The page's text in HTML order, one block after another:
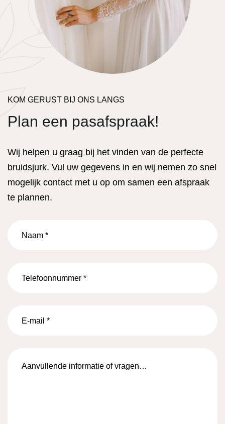
KOM GERUST BIJ ONS LANGS
Plan een pasafspraak!
Wij helpen u graag bij het vinden van de perfecte
bruidsjurk. Vul uw gegevens in en wij nemen zo snel
mogelijk contact met u op om samen een afspraak
te plannen.
mail
informatie